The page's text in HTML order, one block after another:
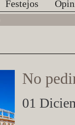
Festejos
No
01